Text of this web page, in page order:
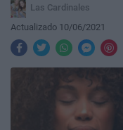
Las Cardinales
Actualizado 10/06/2021